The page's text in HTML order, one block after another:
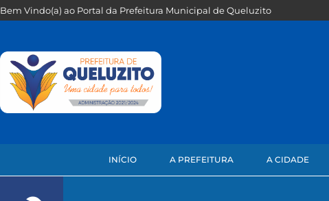
Bem Vindo(a) ao Portal da Prefeitura Municipal de Queluzito
INÍCIO A PREFEITURA A CIDADE